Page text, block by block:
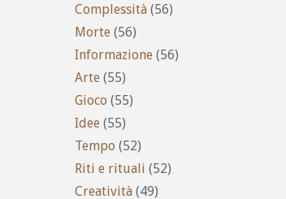
Complessità (56)
Morte (56)
Informazione (56)
Arte (55)
Gioco (55)
Idee (55)
Tempo (52)
Riti e rituali (52)
Creatività (49)